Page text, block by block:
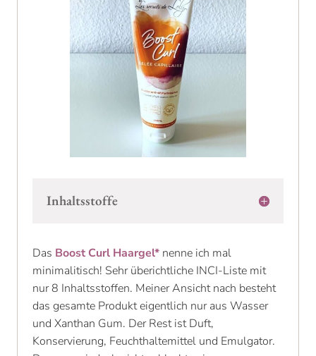
Inhaltsstoffe
Das Boost Curl Haargel* nenne ich mal
minimalitisch! Sehr überichtliche INCI-Liste mit
nur 8 Inhaltsstoffen. Meiner Ansicht nach besteht
das gesamte Produkt eigentlich nur aus Wasser
und Xanthan Gum. Der Rest ist Duft,
Konservierung, Feuchthaltemittel und Emulgator.